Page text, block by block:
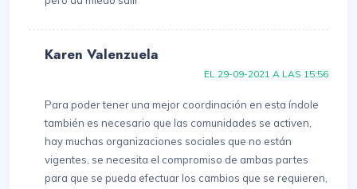
Karen Valenzuela
EL 29-09-2021 A LAS 15:56
Para poder tener una mejor coordinación en esta índole
también es necesario que las comunidades se activen,
hay muchas organizaciones sociales que no están
vigentes, se necesita el compromiso de ambas partes
para que se pueda efectuar los cambios que se requieren,